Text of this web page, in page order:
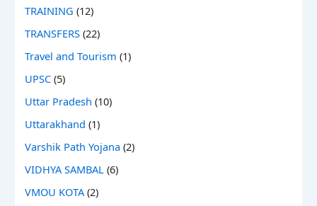
TRAINING (12)
TRANSFERS (22)
Travel and Tourism (1)
UPSC (5)
Uttar Pradesh (10)
Uttarakhand (1)
Varshik Path Yojana (2)
VIDHYA SAMBAL (6)
VMOU KOTA (2)